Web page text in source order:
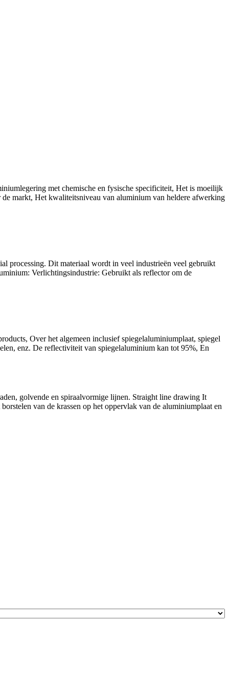
met chemische en fysische specificiteit, Het is moeilijk
markt, Het kwaliteitsniveau van aluminium van heldere afwerking
processing. Dit materiaal wordt in veel industrieën veel gebruikt
Verlichtingsindustrie: Gebruikt als reflector om de
, Over het algemeen inclusief spiegelaluminiumplaat, spiegel
enz. De reflectiviteit van spiegelaluminium kan tot 95%, En
golvende en spiraalvormige lijnen. Straight line drawing It
van de krassen op het oppervlak van de aluminiumplaat en